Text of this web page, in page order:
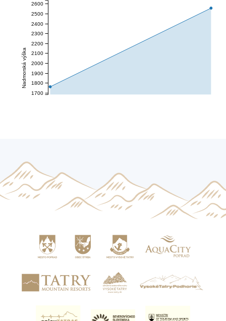
Nadmorská výška
1700
1800
1900
2000
2100
2200
2300
2400
2500
2600